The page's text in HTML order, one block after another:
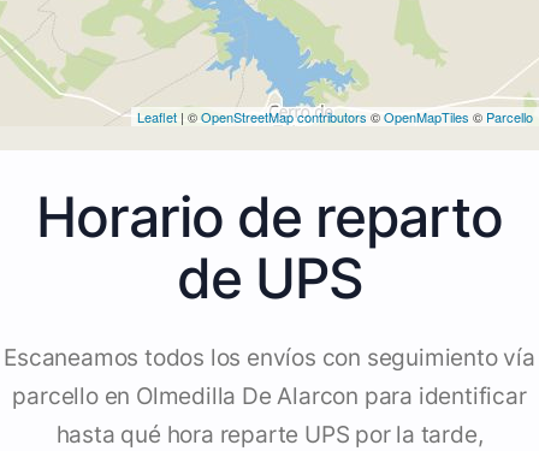
Leaflet | ©OpenStreetMap contributors ©OpenMapTiles © Parcello
Horario de reparto
de UPS
Escaneamos todos los envíos con seguimiento vía
parcello en Olmedilla De Alarcon para identificar
hasta qué hora reparte UPS por la tarde,